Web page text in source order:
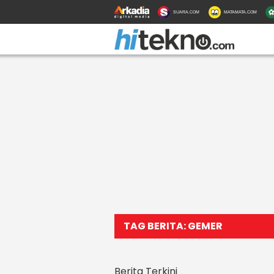
SUARA.COM MATAMATA.COM
TAG BERITA: GEMER